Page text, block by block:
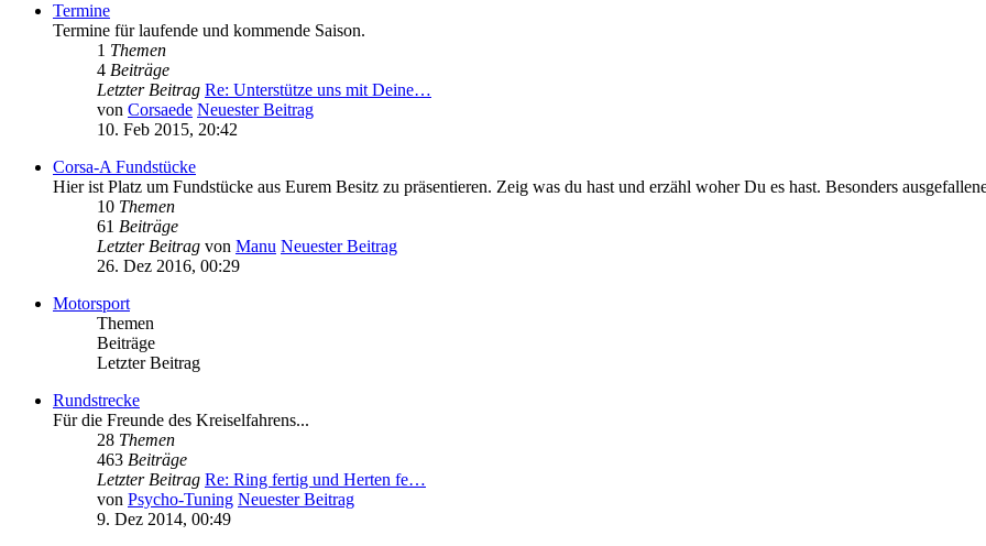
Termine
Termine für laufende und kommende Saison.
1 Themen
4 Beiträge
Letzter Beitrag Re: Unterstütze uns mit Deine…
von Corsaede Neuester Beitrag
10. Feb 2015, 20:42
Corsa-A Fundstücke
Hier ist Platz um Fundstücke aus Eurem Besitz zu präsentieren. Zeig was du hast und erzähl woher Du es hast. Besonders
10 Themen
61 Beiträge
Letzter Beitrag von Manu Neuester Beitrag
26. Dez 2016, 00:29
Motorsport
Themen
Beiträge
Letzter Beitrag
Rundstrecke
Für die Freunde des Kreiselfahrens...
28 Themen
463 Beiträge
Letzter Beitrag Re: Ring fertig und Herten fe…
von Psycho-Tuning Neuester Beitrag
9. Dez 2014, 00:49